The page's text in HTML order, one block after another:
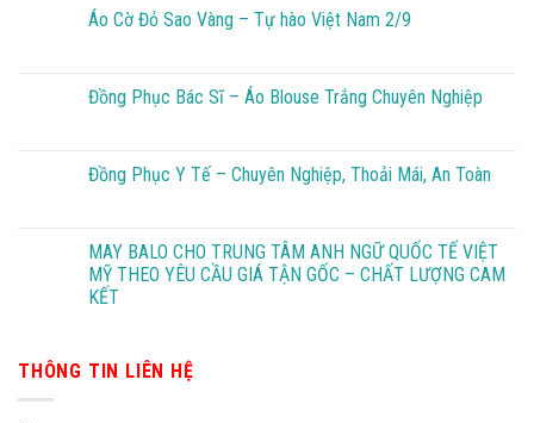
Áo Cờ Đỏ Sao Vàng – Tự hào Việt Nam 2/9
Đồng Phục Bác Sĩ – Áo Blouse Trắng Chuyên Nghiệp
Đồng Phục Y Tế – Chuyên Nghiệp, Thoải Mái, An Toàn
MAY BALO CHO TRUNG TÂM ANH NGỮ QUỐC TẾ VIỆT
MỸ THEO YÊU CẦU GIÁ TẬN GỐC – CHẤT LƯỢNG CAM
KẾT
THÔNG TIN LIÊN HỆ